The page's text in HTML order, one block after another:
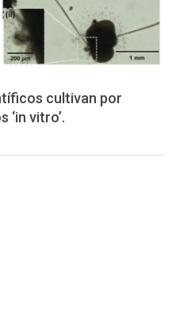
cultivan por
vitro’.